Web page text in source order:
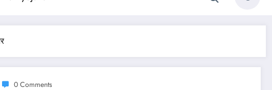
0 Comments